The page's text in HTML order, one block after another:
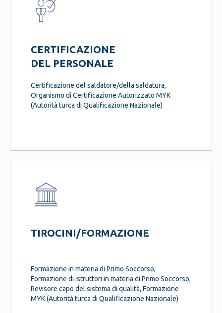
CERTIFICAZIONE
DEL PERSONALE
Certificazione del saldatore/della saldatura,
Organismo di Certificazione Autorizzato MYK
(Autorità turca di Qualificazione Nazionale)
TIROCINI/FORMAZIONE
Formazione in materia di Primo Soccorso,
Formazione di istruttori in materia di Primo Soccorso,
Revisore capo del sistema di qualità, Formazione
MYK (Autorità turca di Qualificazione Nazionale)